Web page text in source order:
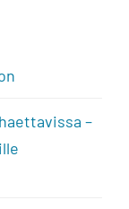
–